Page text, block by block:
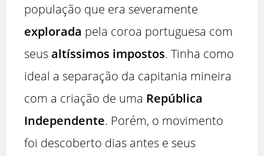
população que era severamente
explorada pela coroa portuguesa com
seusaltíssimos impostos. Tinha como
ideal a separação da capitania mineira
com a criação de uma República
Independente. Porém, o movimento
foi descoberto dias antes e seus